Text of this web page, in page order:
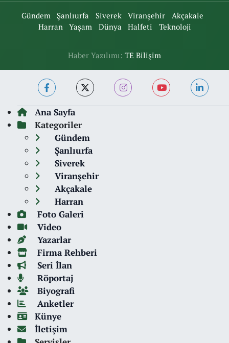
Gündem Şanlıurfa Siverek Viranşehir
Akçakale
Harran
Yaşam Dünya Halfeti Teknoloji
Haber Yazılımı: TE Bilişim
Ana Sayfa
Kategoriler
Gündem
Şanlıurfa
Siverek
Viranşehir
Akçakale
Harran
Foto Galeri
Video
Yazarlar
Firma Rehberi
Seri İlan
Röportaj
Biyografi
Anketler
Künye
İletişim